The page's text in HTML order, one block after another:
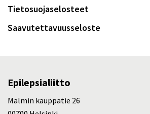
Tietosuojaselosteet
Saavutettavuusseloste
Epilepsialiitto
Malmin kauppatie 26